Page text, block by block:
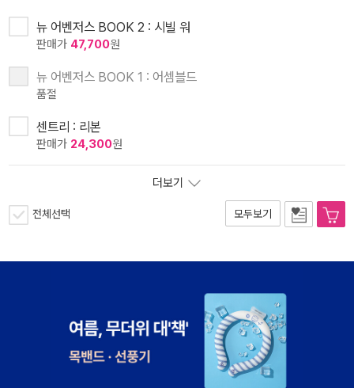
뉴 어벤저스 BOOK 2 : 시빌 워
판매가 47,700원
뉴 어벤저스 BOOK 1 : 어셈블드
품절
센트리 : 리본
판매가 24,300원
더보기
전체선택 모두보기